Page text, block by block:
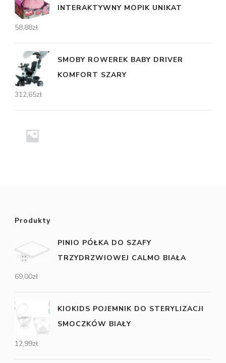
INTERAKTYWNY MOPIK UNIKAT
58,88zł
SMOBY ROWEREK BABY DRIVER
KOMFORT SZARY
312,65zł
Produkty
PINIO PÓŁKA DO SZAFY
TRZYDRZWIOWEJ CALMO BIAŁA
69,00zł
KIOKIDS POJEMNIK DO STERYLIZACJI
SMOCZKÓW BIAŁY
12,99zł